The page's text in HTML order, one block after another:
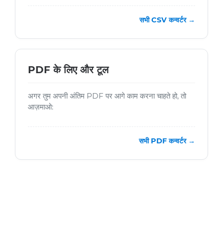
सभी CSV कन्वर्टर →
PDF के लिए और टूल
अगर तुम अपनी अंतिम PDF पर आगे काम करना चाहते हो, तो
आज़माओ:
सभी PDF कन्वर्टर →